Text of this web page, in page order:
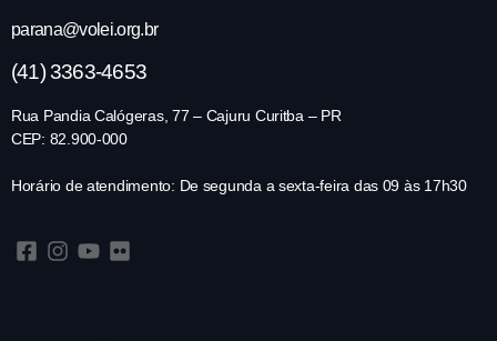
parana@volei.org.br
(41) 3363-4653
Rua Pandia Calógeras, 77 – Cajuru Curitba – PR
CEP: 82.900-000
Horário de atendimento: De segunda a sexta-feira das 09 às 17h30